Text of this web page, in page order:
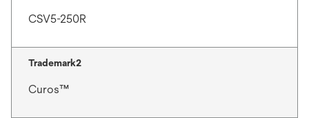
CSV5-250R
Trademark2
Curos™